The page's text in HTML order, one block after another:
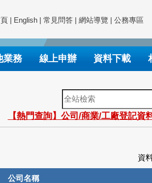
| English | 常見問答 | 網站導覽 | 公務專區
業務 線上申辦 資料下載
全
站
檢
索
【熱門查詢】公司/商業/工廠登記資
資
公司名稱